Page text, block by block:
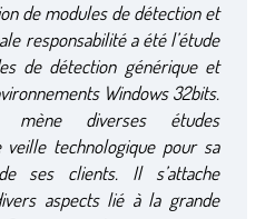
de modules de détection et
responsabilité a été l’étude
de détection générique et
Windows 32bits.
mène diverses études
technologique pour sa
ses clients. Il s’attache
aspects lié à la grande